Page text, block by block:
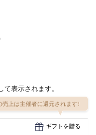
て表示されます。
売上は主催者に還元されます!
ギフトを贈る